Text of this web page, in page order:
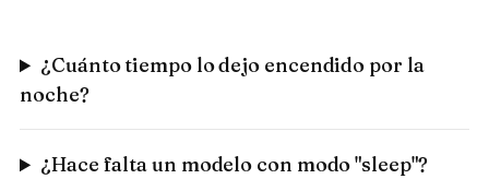
¿Cuánto tiempo lo dejo encendido por la
noche?
¿Hace falta un modelo con modo "sleep"?